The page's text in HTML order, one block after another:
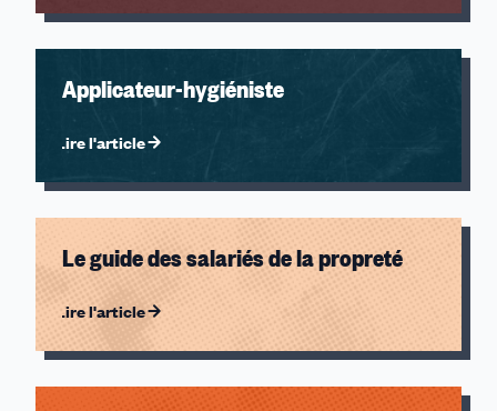
Applicateur-hygiéniste
Lire l'article
Le guide des salariés de la propreté
Lire l'article